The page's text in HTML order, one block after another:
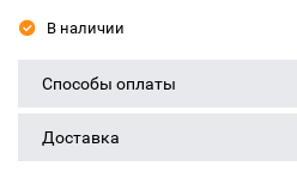
В наличии
Способы оплаты
Доставка